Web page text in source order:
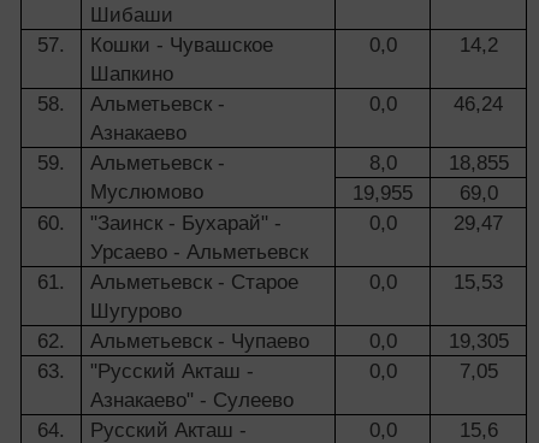
Шибаши
57.
Кошки - Чувашское
Шапкино
0,0 14,2
58.
Альметьевск -
Азнакаево
0,0 46,24
59.
Альметьевск -
Муслюмово
8,0
18,855
19,955
69,0
60.
"Заинск - Бухарай" -
Урсаево - Альметьевск
0,0 29,47
61.
Альметьевск - Старое
Шугурово
0,0 15,53
62. Альметьевск - Чупаево 0,0
19,305
63.
"Русский Акташ -
Азнакаево" - Сулеево
0,0 7,05
64.
Русский Акташ -
0,0 15,6